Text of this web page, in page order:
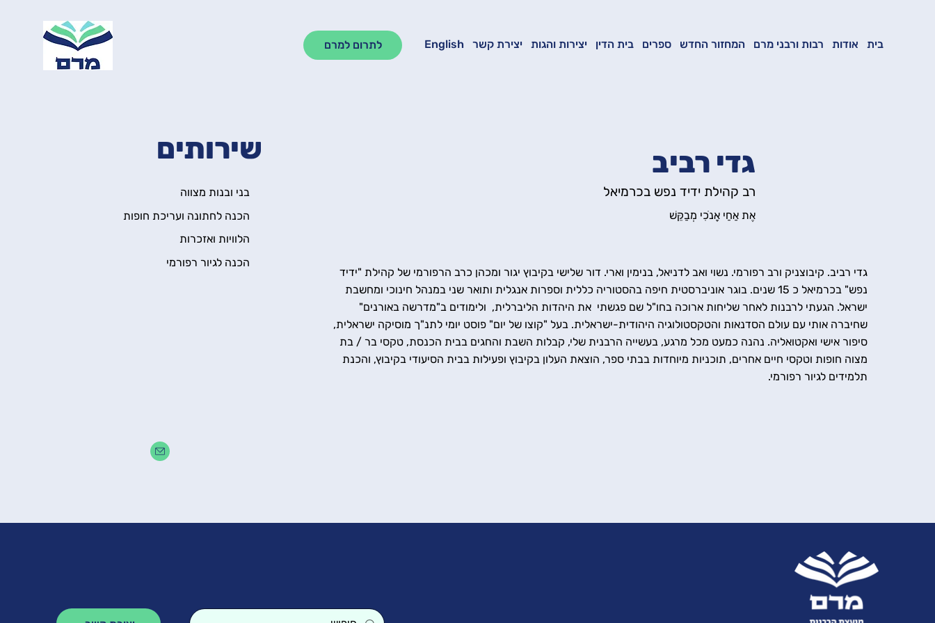
לתרום למרם בית אודות רבות ורבני מרם המחזור החדש ספרים בית הדין יצירות והגות יצירת קשר English
שירותים
בני ובנות מצווה
הכנה לחתונה ועריכת חופות
הלוויות ואזכרות
הכנה לגיור רפורמי
גדי רביב
רב קהילת ידיד נפש בכרמיאל
אֶת אַחַי אָנֹכִי מְבַקֵּשׁ
גדי רביב. קיבוצניק ורב רפורמי. נשוי ואב לדניאל, בנימין וארי. דור שלישי בקיבוץ יגור ומכהן כרב הרפורמי של קהילת "ידיד
נפש" בכרמיאל כ 15 שנים. בוגר אוניברסטית חיפה בהסטוריה כללית וספרות אנגלית ותואר שני במנהל חינוכי ומחשבת
ישראל. הגעתי לרבנות לאחר שליחות ארוכה בחו"ל שם פגשתי את היהדות הליברלית, ולימודים ב"מדרשה באורנים"
שחיברה אותי עם עולם הסדנאות והטקסטולוגיה היהודית-ישראלית. בעל "קוצו של יום" פוסט יומי לתנ"ך מוסיקה ישראלית,
סיפור אישי ואקטואליה. נהנה כמעט מכל מרגע, בעשייה הרבנית שלי, קבלות השבת והחגים בבית הכנסת, טקסי בר / בת
מצוה חופות וטקסי חיים אחרים, תוכניות מיוחדות בבתי ספר, הוצאת העלון בקיבוץ ופעילות בבית הסיעודי בקיבוץ, והכנת
תלמידים לגיור רפורמי.